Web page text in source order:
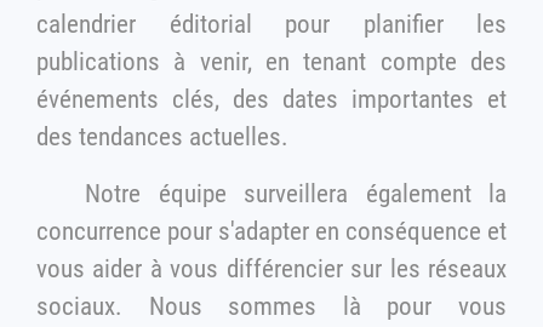
calendrier éditorial pour planifier les
publications à venir, en tenant compte des
événements clés, des dates importantes et
des tendances actuelles.
Notre équipe surveillera également la
concurrence pour s'adapter en conséquence et
vous aider à vous différencier sur les réseaux
sociaux. Nous sommes là pour vous